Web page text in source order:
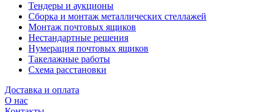
Тендеры и аукционы
Сборка и монтаж металлических стеллажей
Монтаж почтовых ящиков
Нестандартные решения
Нумерация почтовых ящиков
Такелажные работы
Схема расстановки
Доставка и оплата
О нас